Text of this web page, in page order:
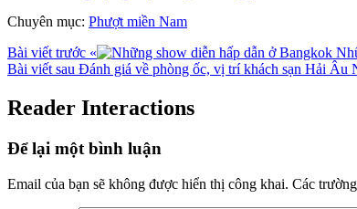
Chuyên mục: Phượt miền Nam
Bài viết trước «
Bài viết sau Đánh giá về phòng ốc, vị trí khách sạn Hải Âu
Reader Interactions
Để lại một bình luận
Email của bạn sẽ không được hiển thị công khai. Các